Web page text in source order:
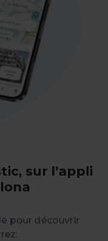
ce site, vous pouvez
vous rendant dans
que vous trouverez
sur l’appli
pour découvrir